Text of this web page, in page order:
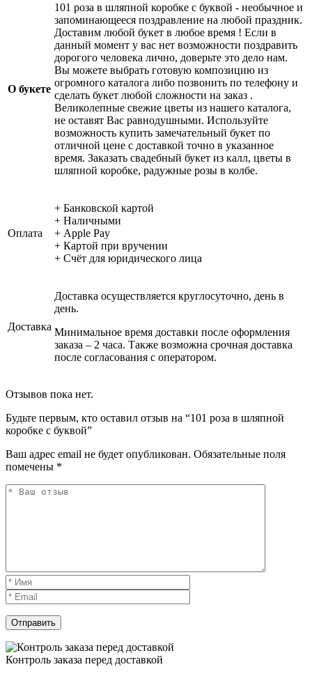
О букете
101 роза в шляпной коробке с буквой - необычное и
запоминающееся поздравление на любой праздник.
Доставим любой букет в любое время ! Если в
данный момент у вас нет возможности поздравить
дорогого человека лично, доверьте это дело нам.
Вы можете выбрать готовую композицию из
огромного каталога либо позвонить по телефону и
сделать букет любой сложности на заказ .
Великолепные свежие цветы из нашего каталога,
не оставят Вас равнодушными. Используйте
возможность купить замечательный букет по
отличной цене с доставкой точно в указанное
время. Заказать свадебный букет из калл, цветы в
шляпной коробке, радужные розы в колбе.
Оплата
+ Банковской картой
+ Наличными
+ Apple Pay
+ Картой при вручении
+ Счёт для юридического лица
Доставка
Доставка осуществляется круглосуточно, день в
день.
Минимальное время доставки после оформления
заказа – 2 часа. Также возможна срочная доставка
после согласования с оператором.
Отзывов пока нет.
Будьте первым, кто оставил отзыв на “101 роза в шляпной
коробке с буквой”
Ваш адрес email не будет опубликован. Обязательные поля
помечены *
Контроль заказа перед доставкой